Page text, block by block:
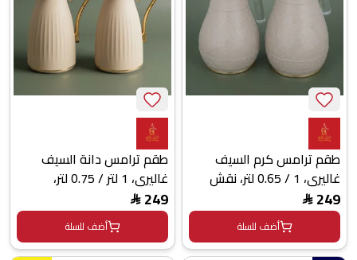
طقم ترامس كرم السيف
غاليري، 1 / 0.65 لتر، نقش
إسلامي، حافظة داخلية زجاج
حراري - بني فاتح
249
$
أضف للسلة
طقم ترامس دانة السيف
غاليري، 1 لتر / 0.75 لتر،
قطعة، ضغاط، بيد ذهبي -
بيج
249
$
أضف للسلة